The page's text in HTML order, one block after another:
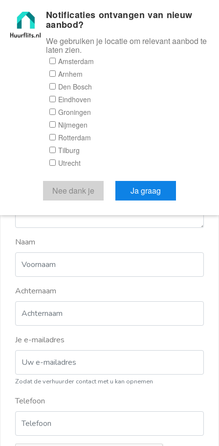
Huurflits
Reactieformulier
Huurflits
Verstuur je bericht
Door een bericht te sturen kom je in contact met de
aanbieder of makelaar van de woning.
Naam
Achternaam
Je e-mailadres
Zodat de verhuurder contact met u kan opnemen
Telefoon
Notificaties ontvangen van nieuw
aanbod?
We gebruiken je locatie om relevant aanbod te
laten zien.
Amsterdam
Arnhem
Den Bosch
Eindhoven
Groningen
Nijmegen
Rotterdam
Tilburg
Utrecht
Nee dank je Ja graag